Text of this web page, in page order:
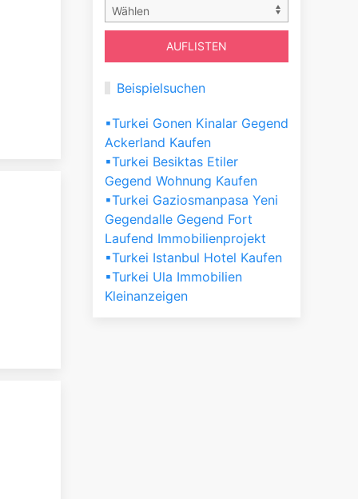
Beispielsuchen
▪Turkei Gonen Kinalar Gegend
Ackerland Kaufen
▪Turkei Besiktas Etiler
Gegend Wohnung Kaufen
▪Turkei Gaziosmanpasa Yeni
Gegendalle Gegend Fort
Laufend Immobilienprojekt
▪Turkei Istanbul Hotel Kaufen
▪Turkei Ula Immobilien
Kleinanzeigen